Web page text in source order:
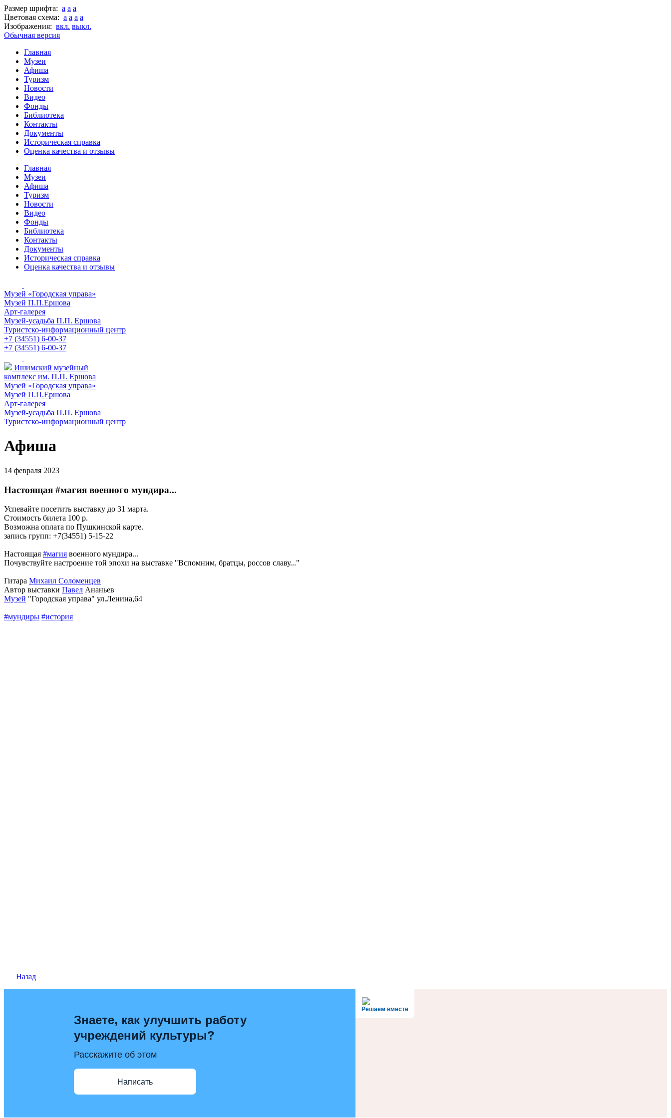
Размер шрифта: a a a
Цветовая схема: a a a a
Изображения: вкл. выкл.
Обычная версия
Главная
Музеи
Афиша
Туризм
Новости
Видео
Фонды
Библиотека
Контакты
Документы
Историческая справка
Оценка качества и отзывы
Главная
Музеи
Афиша
Туризм
Новости
Видео
Фонды
Библиотека
Контакты
Документы
Историческая справка
Оценка качества и отзывы
Музей «Городская управа»
Музей П.П.Ершова
Арт-галерея
Музей-усадьба П.П. Ершова
Туристско-информационный центр
+7 (34551) 6-00-37
+7 (34551) 6-00-37
Ишимский музейный
комплекс им. П.П. Ершова
Музей «Городская управа»
Музей П.П.Ершова
Арт-галерея
Музей-усадьба П.П. Ершова
Туристско-информационный центр
Афиша
14 февраля 2023
Настоящая #магия военного мундира...
Успевайте посетить выставку до 31 марта.
Стоимость билета 100 р.
Возможна оплата по Пушкинской карте.
запись групп: +7(34551) 5-15-22
Настоящая #магия военного мундира...
Почувствуйте настроение той эпохи на выставке "Вспомним, братцы, россов славу..."
Гитара Михаил Соломенцев
Автор выставки Павел Ананьев
Музей "Городская управа" ул.Ленина,64
#мундиры #история
Назад
Решаем вместе
Знаете, как улучшить работу
учреждений культуры?
Расскажите об этом
Написать